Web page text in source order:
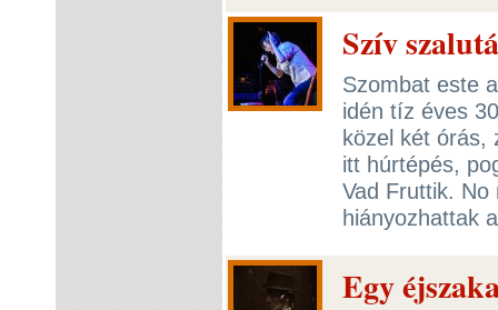
Szív
Szombat este
idén tíz éves
közel két órás,
itt húrtépés,
Vad Fruttik.
hiányozhattak
Egy